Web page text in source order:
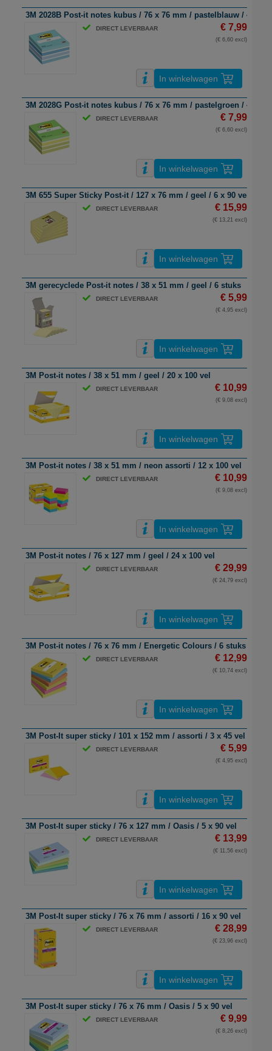
3M 2028B Post-it notes kubus / 76 x 76 mm / pastelblauw / 450 vel
DIRECT LEVERBAAR € 7,99
(€ 6,60 excl)
In winkelwagen
3M 2028G Post-it notes kubus / 76 x 76 mm / pastelgroen / 450 vel
DIRECT LEVERBAAR € 7,99
(€ 6,60 excl)
In winkelwagen
3M 655 Super Sticky Post-it / 127 x 76 mm / geel / 6 x 90 vel
DIRECT LEVERBAAR € 15,99
(€ 13,21 excl)
In winkelwagen
3M gerecyclede Post-it notes / 38 x 51 mm / geel / 6 stuks
DIRECT LEVERBAAR € 5,99
(€ 4,95 excl)
In winkelwagen
3M Post-it notes / 38 x 51 mm / geel / 20 x 100 vel
DIRECT LEVERBAAR € 10,99
(€ 9,08 excl)
In winkelwagen
3M Post-it notes / 38 x 51 mm / neon assorti / 12 x 100 vel
DIRECT LEVERBAAR € 10,99
(€ 9,08 excl)
In winkelwagen
3M Post-it notes / 76 x 127 mm / geel / 24 x 100 vel
DIRECT LEVERBAAR € 29,99
(€ 24,79 excl)
In winkelwagen
3M Post-it notes / 76 x 76 mm / Energetic Colours / 6 stuks
DIRECT LEVERBAAR € 12,99
(€ 10,74 excl)
In winkelwagen
3M Post-It super sticky / 101 x 152 mm / assorti / 3 x 45 vel
DIRECT LEVERBAAR € 5,99
(€ 4,95 excl)
In winkelwagen
3M Post-It super sticky / 76 x 127 mm / Oasis / 5 x 90 vel
DIRECT LEVERBAAR € 13,99
(€ 11,56 excl)
In winkelwagen
3M Post-It super sticky / 76 x 76 mm / assorti / 16 x 90 vel
DIRECT LEVERBAAR € 28,99
(€ 23,96 excl)
In winkelwagen
3M Post-It super sticky / 76 x 76 mm / Oasis / 5 x 90 vel
DIRECT LEVERBAAR € 9,99
(€ 8,26 excl)